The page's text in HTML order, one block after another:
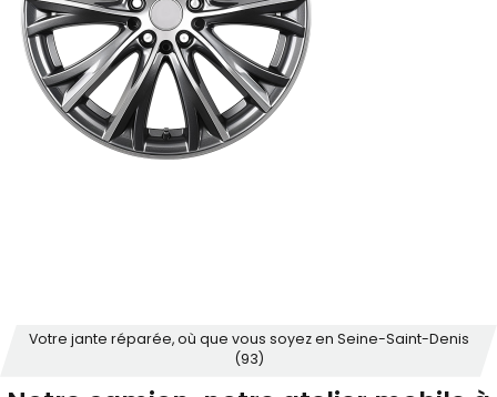
Votre jante réparée, où que vous soyez en Seine-Saint-Denis
(93)